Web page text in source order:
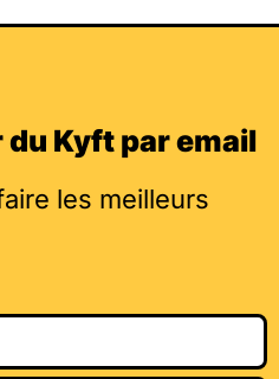
Kyft par email
les meilleurs